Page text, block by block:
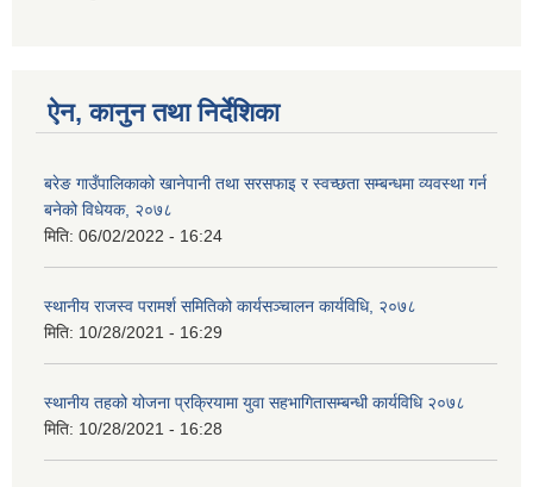
ऐन, कानुन तथा निर्देशिका
बरेङ गाउँपालिकाको खानेपानी तथा सरसफाइ र स्वच्छता सम्बन्धमा व्यवस्था गर्न
बनेको विधेयक, २०७८
मिति: 06/02/2022 - 16:24
स्थानीय राजस्व परामर्श समितिको कार्यसञ्चालन कार्यविधि, २०७८
मिति: 10/28/2021 - 16:29
स्थानीय तहको योजना प्रक्रियामा युवा सहभागितासम्बन्धी कार्यविधि २०७८
मिति: 10/28/2021 - 16:28